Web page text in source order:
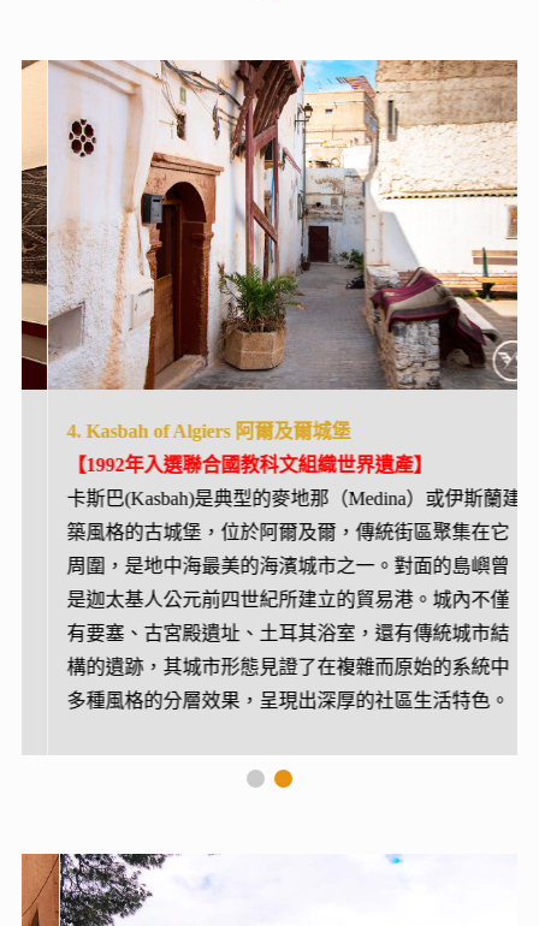
4. Kasbah of Algiers 阿爾及爾城堡
【1992年入選聯合國教科文組織世界遺產】
卡斯巴(Kasbah)是典型的麥地那（Medina）或伊斯蘭建
築風格的古城堡，位於阿爾及爾，傳統街區聚集在它
周圍，是地中海最美的海濱城市之一。對面的島嶼曾
是迦太基人公元前四世紀所建立的貿易港。城內不僅
有要塞、古宮殿遺址、土耳其浴室，還有傳統城市結
構的遺跡，其城市形態見證了在複雜而原始的系統中
多種風格的分層效果，呈現出深厚的社區生活特色。